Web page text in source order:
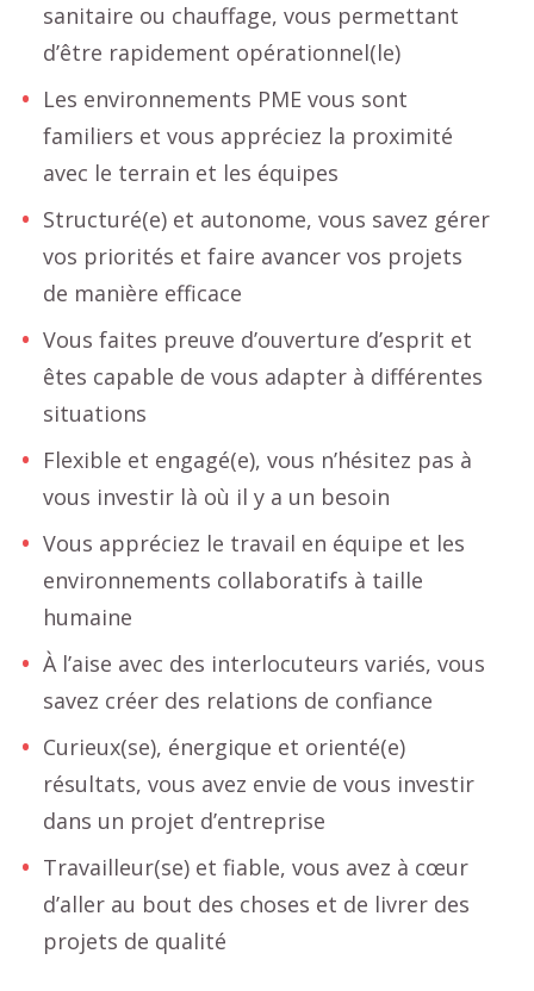
sanitaire ou chauffage, vous permettant
d’être rapidement opérationnel(le)
Les environnements PME vous sont
familiers et vous appréciez la proximité
avec le terrain et les équipes
Structuré(e) et autonome, vous savez gérer
vos priorités et faire avancer vos projets
de manière efficace
Vous faites preuve d’ouverture d’esprit et
êtes capable de vous adapter à différentes
situations
Flexible et engagé(e), vous n’hésitez pas à
vous investir là où il y a un besoin
Vous appréciez le travail en équipe et les
environnements collaboratifs à taille
humaine
À l’aise avec des interlocuteurs variés, vous
savez créer des relations de confiance
Curieux(se), énergique et orienté(e)
résultats, vous avez envie de vous investir
dans un projet d’entreprise
Travailleur(se) et fiable, vous avez à cœur
d’aller au bout des choses et de livrer des
projets de qualité